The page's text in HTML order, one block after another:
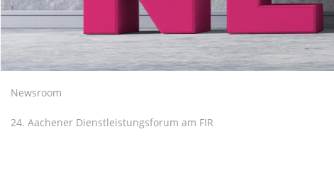
Newsroom
24. Aachener Dienstleistungsforum am FIR